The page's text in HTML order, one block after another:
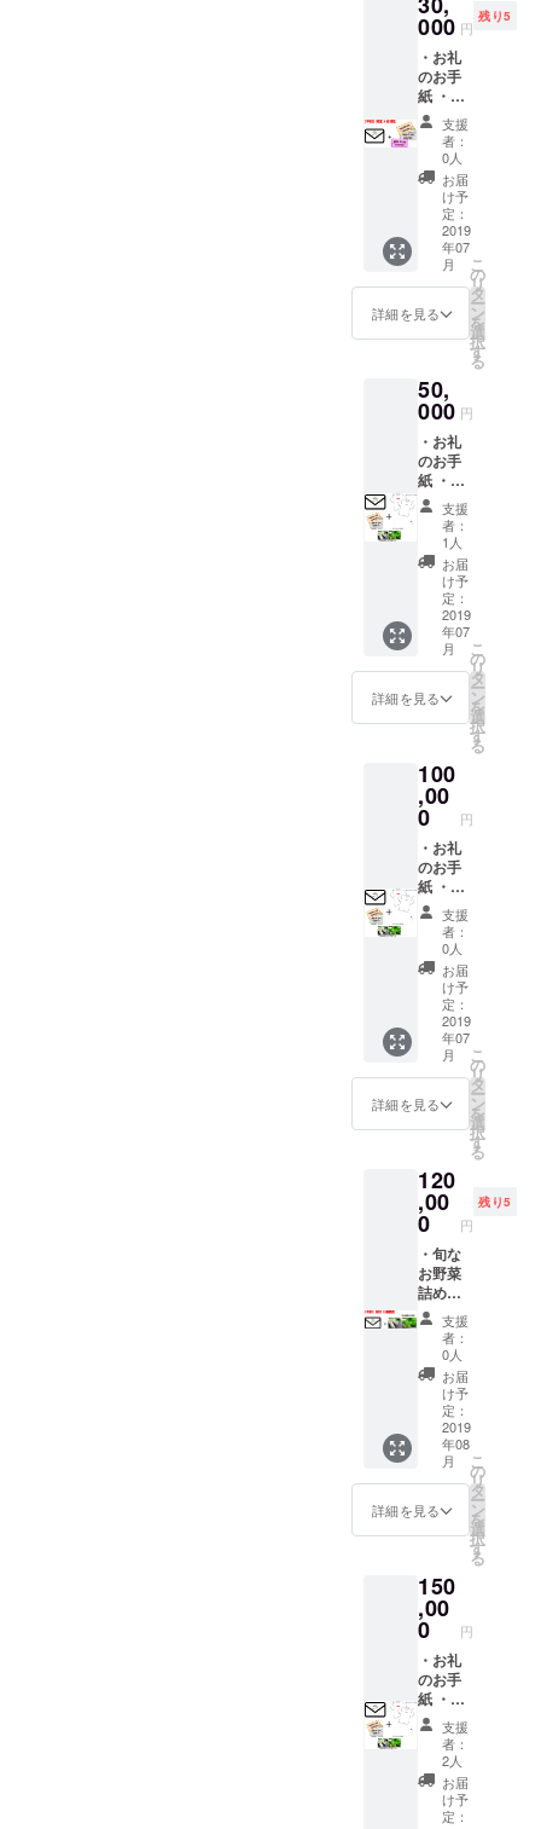
お気軽
に参加
い！！
(合計3
名まで)
予約制
の為日
程表を
送らせ
て頂き
ます。
※クーポ
ン使用
方法、
験予約
等、説
も随時
送らせ
て頂き
ます。
【備考
欄に枚
数分、
ご希望
のサイ
ズとデ
ザイン
をご記
載くだ
イ
ン】：A
ズ】：
120cm,
140cm,
160cm,
S,M,L,X
L
入力方
明書を
一緒に
送らせ
て頂き
ます。
・旬な
お野菜
詰め合
わせ
セット
2回
お野菜
6~10種
類 （量
数が変
わるた
め変動
致しま
す。）
色んな
野菜を
楽しん
で頂け
るよう
セレク
トし送
らせて
頂きま
す！
ス・ほ
うれん
スイス
チャー
ド・
キー
ニ・オ
クラ・
トマ
ト・
じゃが
いも・
白菜・
大根・
人参・
きゅう
り・わ
菜・ブ
ロッコ
7月/10
月に2回
お届け
時期や
天候で
多少の
ズレが
出る場
合があ
りあま
す） ※
野菜の
お届け
スケ
ジュー
クーポ
ン使用
項の詳
細も随
時送ら
せて頂
きま
す。
【備考
欄に枚
数分、
ご希望
のサイ
ズとデ
ザイン
クーポ
ンコー
ドを送
らせて
頂きま
す。 サ
イト購
入時に
クーポ
ンコー
ドを打
ち込め
るよう
になっ
ていま
すので
さい。
入力方
明書を
一緒に
送らせ
て頂き
ます。
・無農
薬野菜
を使用
したイ
タリア
ン料理
を堪能
お食事
チケッ
ト2枚
日本
酒、
ビール
（場所:
イタリ
アン酒
場テン
パール
〒556-
0011 大
阪府大
阪市浪
速区難
波中１
丁目９
−１１）
要予約
確認連
絡をさ
せて頂
す。 ※
クーポ
ン使用
方法、
お食事
予約、
説明事
項の詳
細も随
時送ら
せて頂
きま
す。
【備考
のサイ
ズとデ
ザイン
載くだ
さ
い。】
【デザ
ン】：A
or B
【サイ
ズ】：
000 円
残り5
・お礼
のお手
紙 ・
30,000
円分の
割引
クーポ
ン！
2000円
割引
クーポ
ン 5枚
1000円
割引
クーポ
円割引
クーポ
ン 10
枚 (お野
菜
キュー
ピット
サイト
内で使
用可
能）
クーポ
ンコー
ドを送
らせて
頂きま
す。 サ
ンコー
ドを打
ち込め
るよう
になっ
ていま
すので
そちら
へ入力
して下
さい。
入力方
法の説
明書を
一緒に
送らせ
て頂き
ます。
支援
者：
0人
お届
け予
定：
2019
年07
月
詳細を見る
こ
の
リ
タ
ー
ン
を
選
択
す
る
50,
000 円
・お礼
のお手
紙 ・オ
リジナ
ルTシャ
ツ 2枚
・オリ
ジナル
タオル
2枚(タ
オルデ
ザイン
は変更
になる
場合も
500円割
引クー
ポン 6
枚（お
野菜
キュー
ピット
サイト
内で使
用可
能）
クーポ
ンコー
ドを送
らせて
頂きま
す。 サ
イト購
入時に
ドを打
ち込め
るよう
になっ
ていま
すので
そちら
へ入力
して下
さい。
入力方
法の説
明書を
一緒に
送らせ
て頂き
ます。
・旬な
お野菜
セット4
回 お野
菜6~10
種類
（量は
種類に
よりグ
ラム数
が変わ
るため
変動致
しま
す。）
支援
者：
1人
お届
け予
定：
2019
年07
月
詳細を見る
こ
の
リ
タ
ー
ン
を
選
択
す
る
100
,00
0 円
・お礼
のお手
紙 ・オ
リジナ
ルTシャ
ツ 2枚
・オリ
ジナル
タオル
2枚(タ
オルデ
ザイン
は変更
になる
場合も
500円割
引クー
ポン 8
枚（お
野菜
キュー
ピット
サイト
内で使
用可
能）
クーポ
ンコー
ドを送
らせて
頂きま
す。 サ
イト購
入時に
ドを打
ち込め
るよう
になっ
ていま
すので
そちら
へ入力
して下
さい。
入力方
法の説
明書を
支援
者：
0人
お届
け予
定：
2019
年07
月
詳細を見る
こ
の
リ
タ
ー
ン
を
選
択
す
る
120
,00
0 円
残り5
・旬な
お野菜
詰め合
わせ
セット2
年間 お
野菜
6~10種
は種類
により
グラム
数が変
わるた
め変動
色んな
野菜を
楽しん
で頂け
るよう
セレク
トし送
らせて
頂きま
す！
（レタ
ス・ほ
うれん
支援
者：
0人
お届
け予
定：
2019
年08
月
詳細を見る
こ
の
リ
タ
ー
ン
を
選
択
す
る
150
,00
0 円
・お礼
のお手
紙 ・オ
リジナ
ルTシャ
ツ 2枚
・オリ
ジナル
タオル
支援
者：
2人
お届
け予
定：